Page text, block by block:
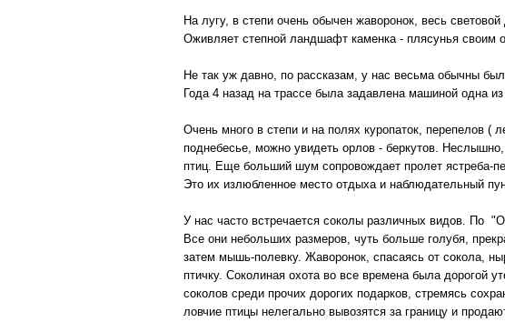
На лугу, в степи очень обычен жаворонок, весь
Оживляет степной ландшафт каменка - плясунья своим
Не так уж давно, по рассказам, у нас весьма обычны
Года 4 назад на трассе была задавлена машиной одна из
Очень много в степи и на полях куропаток,
поднебесье, можно увидеть орлов - беркутов.
птиц. Еще больший шум сопровождает пролет ястреба-
Это их излюбленное место отдыха и наблюдательный
У нас часто встречается соколы различных видов. По
Все они небольших размеров, чуть больше голубя,
затем мышь-полевку. Жаворонок, спасаясь от сокола,
птичку. Соколиная охота во все времена была дорогой
соколов среди прочих дорогих подарков, стремясь
ловчие птицы нелегально вывозятся за границу и